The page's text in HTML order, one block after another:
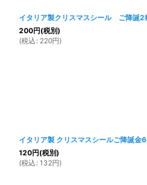
イタリア製クリスマスシール ご降誕2
200円(税別)
(税込 : 220円)
イタリア製 クリスマスシールご降誕
120円(税別)
(税込 : 132円)